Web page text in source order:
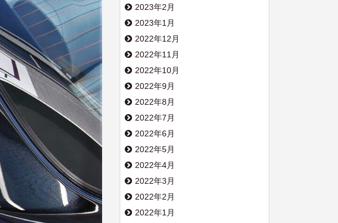
2023年2月
2023年1月
2022年12月
2022年11月
2022年10月
2022年9月
2022年8月
2022年7月
2022年6月
2022年5月
2022年4月
2022年3月
2022年2月
2022年1月